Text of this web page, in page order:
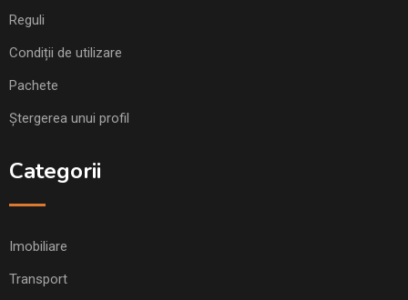
Reguli
Condiții de utilizare
Pachete
Ștergerea unui profil
Categorii
Imobiliare
Transport